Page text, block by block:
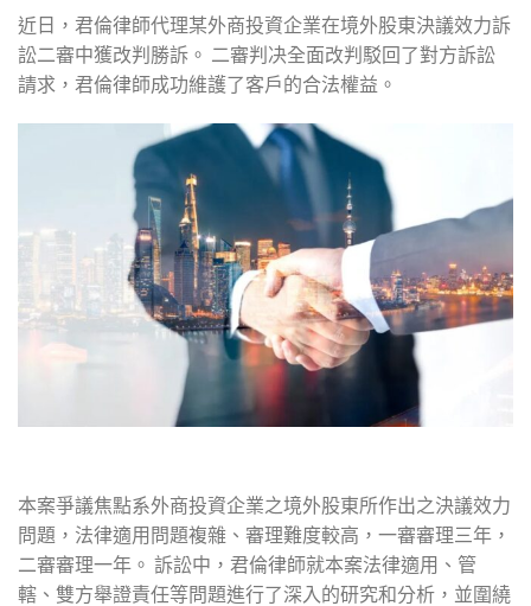
近日，君倫律師代理某外商投資企業在境外股東決議效力訴
訟二審中獲改判勝訴。 二審判决全面改判駁回了對方訴訟
請求，君倫律師成功維護了客戶的合法權益。
本案爭議焦點系外商投資企業之境外股東所作出之決議效力
問題，法律適用問題複雜、審理難度較高，一審審理三年，
二審審理一年。 訴訟中，君倫律師就本案法律適用、管
轄、雙方舉證責任等問題進行了深入的研究和分析，並圍繞